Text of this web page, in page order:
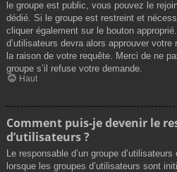
le groupe est public, vous pouvez le
dédié. Si le groupe est restreint et
cliquer également sur le bouton
d’utilisateurs devra alors approuver
la raison de votre requête. Merci de ne
groupe s’il refuse votre demande.
Haut
Comment puis-je devenir le
d’utilisateurs ?
Le responsable d’un groupe
lorsque les groupes d’utilisateurs sont